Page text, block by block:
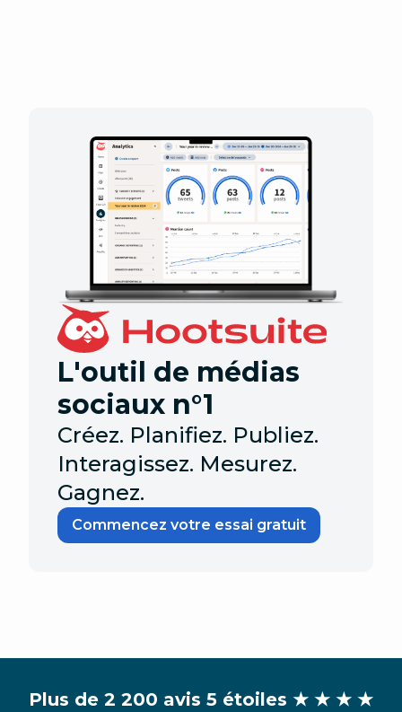
L'outil de médias
sociaux n°1
Créez. Planifiez. Publiez.
Interagissez. Mesurez.
Gagnez.
Commencez votre essai gratuit
Plus de 2 200 avis 5 étoiles ★ ★ ★ ★